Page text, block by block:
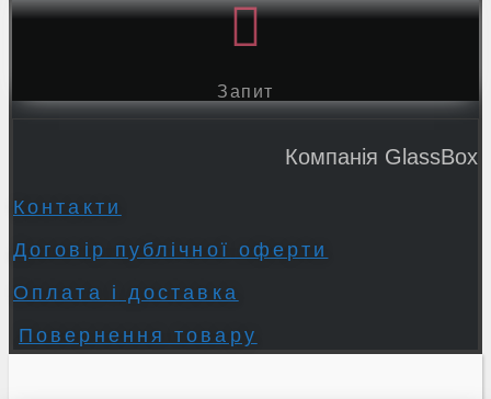
Запит
Компанія GlassBox
Контакти
Договір публічної оферти
Оплата і доставка
Повернення товару